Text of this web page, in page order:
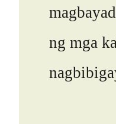
ng mga